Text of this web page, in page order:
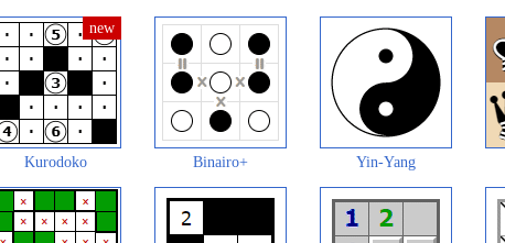
Kurodoko Binairo+ Yin-Yang